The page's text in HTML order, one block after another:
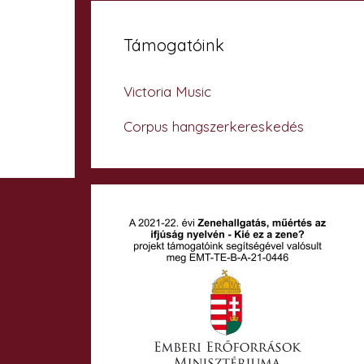
Támogatóink
Victoria Music
Corpus hangszerkereskedés